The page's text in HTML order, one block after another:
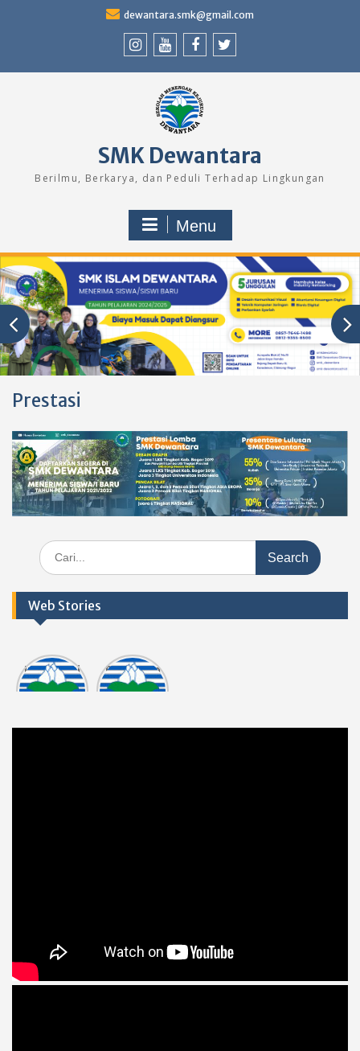
dewantara.smk@gmail.com
SMK Dewantara
Berilmu, Berkarya, dan Peduli Terhadap Lingkungan
Menu
Prestasi
Search
for:
Web Stories
Informasi
Dokumen
tasi